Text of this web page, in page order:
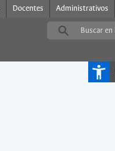
Docentes Administrativos